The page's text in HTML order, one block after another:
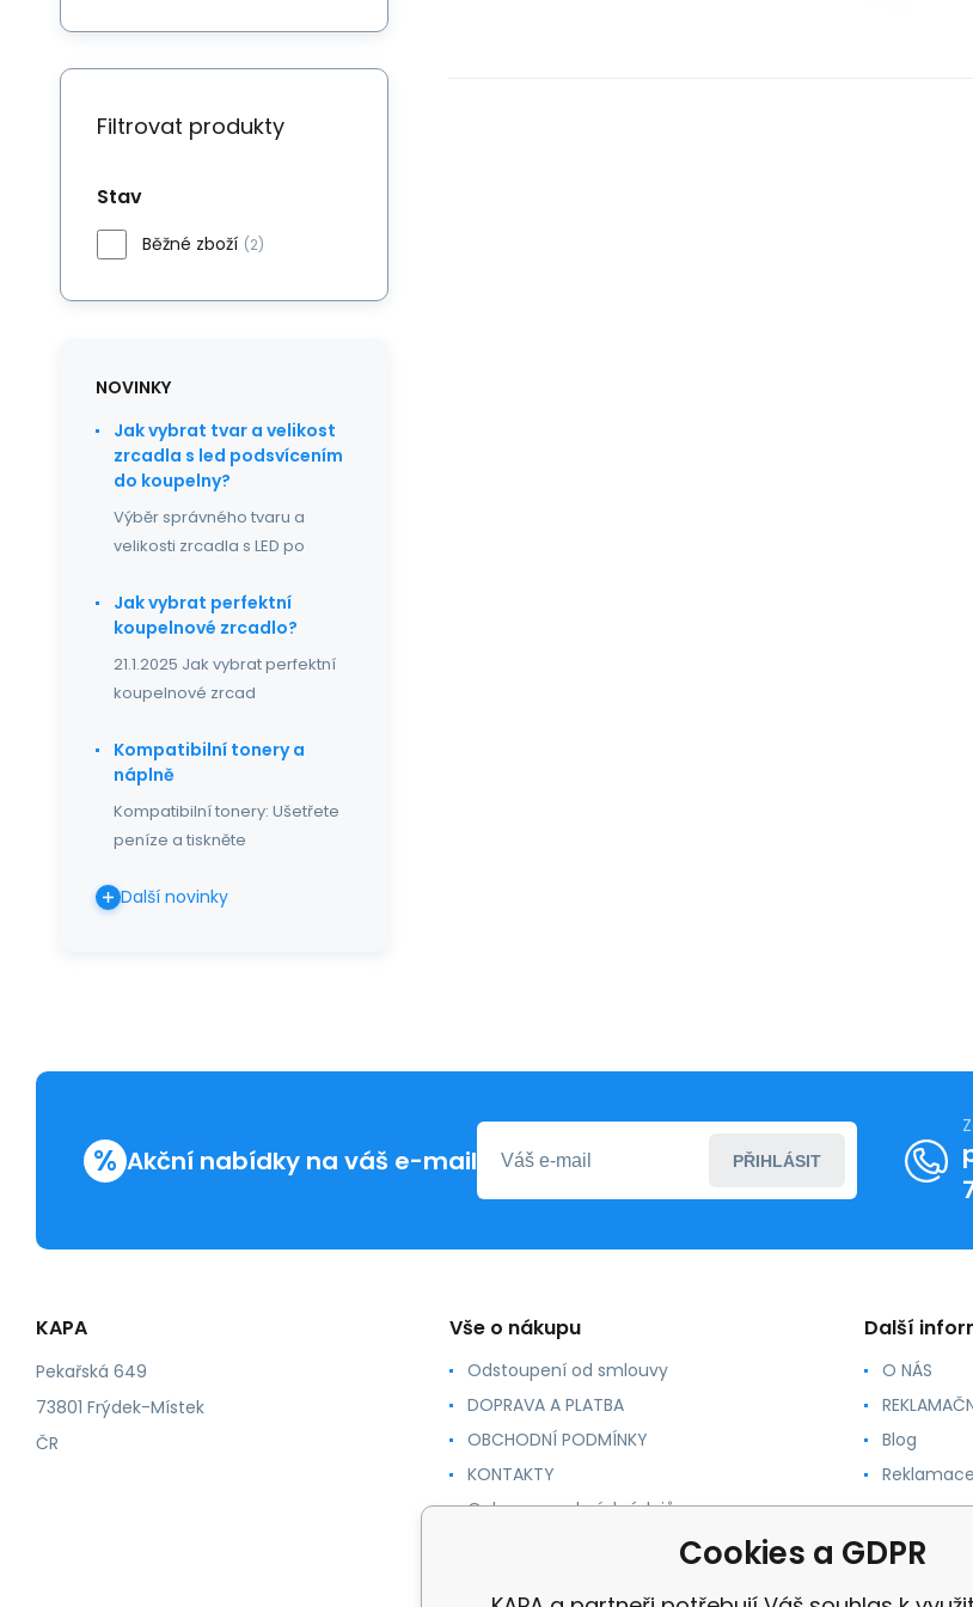
Filtrovat produkty
Stav
Běžné zboží (2)
NOVINKY
Jak vybrat tvar a velikost
zrcadla s led podsvícením
do koupelny?
Výběr správného tvaru a
velikosti zrcadla s LED po
Jak vybrat perfektní
koupelnové zrcadlo?
21.1.2025 Jak vybrat perfektní
koupelnové zrcad
Kompatibilní tonery a
náplně
Kompatibilní tonery: Ušetřete
peníze a tiskněte
Další novinky
% Akční nabídky na váš e-mail PŘIHLÁSIT
KAPA
Pekařská 649
73801 Frýdek-Místek
ČR
Vše o nákupu
Odstoupení od smlouvy
DOPRAVA A PLATBA
OBCHODNÍ PODMÍNKY
KONTAKTY
Ochrana osobních údajů
Další
O NÁS
Blog
Reklamace
Cookies a GDPR